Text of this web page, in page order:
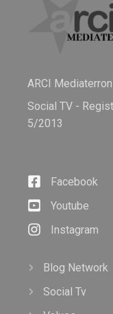
ARCI
Social TV -
5/2013
Facebook
Youtube
Instagram
Blog Network
Social Tv